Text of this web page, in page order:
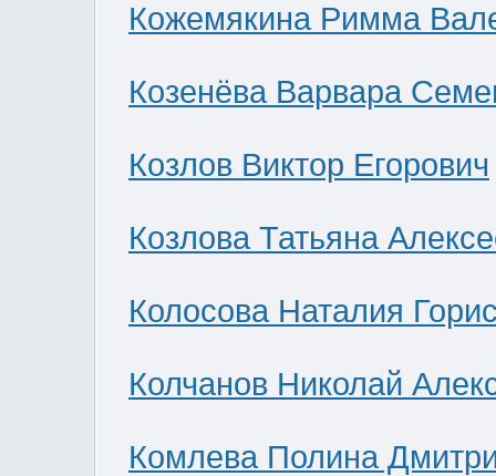
Кожемякина Римма
Козенёва Варвара
Козлов Виктор Егорович
Козлова Татьяна
Колосова Наталия
Колчанов Николай
Комлева Полина